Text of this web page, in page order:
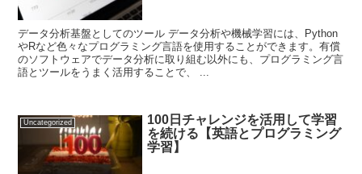
データ分析基盤としてのツール データ分析や機械学習には、Python
やRなど色々なプログラミング言語を使用することができます。有償
のソフトウェアでデータ分析に取り組む以外にも、プログラミング言
語とツールをうまく活用することで、 ...
Uncategorized
100日チャレンジを活用して学習
を続ける【英語とプログラミング
学習】